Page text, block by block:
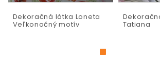
Dekoračná látka Loneta
Veľkonočný motív Tatiana